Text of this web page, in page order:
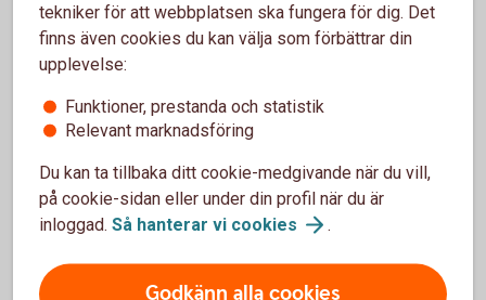
Enklare företagande med
Mastercard Business Bonus
tekniker för att webbplatsen ska fungera för dig. Det
finns även cookies du kan välja som förbättrar din
upplevelse:
Funktioner, prestanda och statistik
Relevant marknadsföring
Du kan ta tillbaka ditt cookie-medgivande när du vill,
på cookie-sidan eller under din profil när du är
inloggad. Så hanterar vi cookies .
Godkänn alla cookies